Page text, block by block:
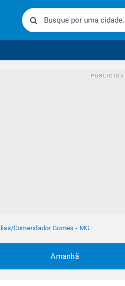
/Comendador Gomes - MG
Amanhã